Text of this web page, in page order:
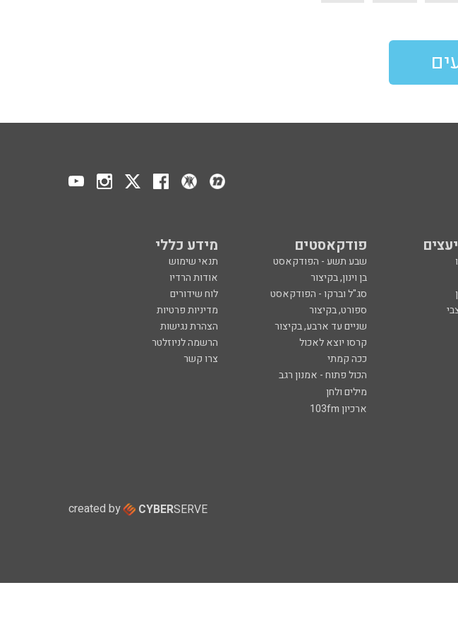
פודקאסטים מידע כללי
שבע תשע - הפודקאסט
תנאי שימוש
בן וינון, בקיצור
אודות הרדיו
סג"ל וברקו - הפודקאסט
לוח שידורים
ספורט, בקיצור
מדיניות פרטיות
שניים עד ארבע, בקיצור
הצהרת נגישות
קרסו יוצא לאכול
הרשמה לניוזלטר
ככה קמתי
צרו קשר
הכול פתוח - אמנון רגב
מילים ולחן
ארכיון 103fm
created by CYBERSERVE